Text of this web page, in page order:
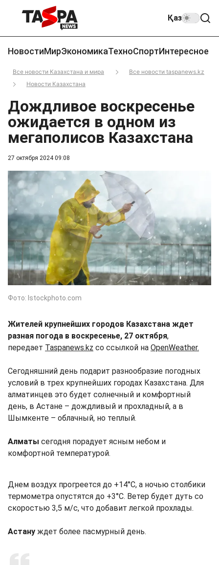
Қаз
НовостиМирЭкономикаТехноСпортИнтересное
Все новости Казахстана и мира
Все новости taspanews.kz
Новости Казахстана
27 октября 2024 09:08
Дождливое воскресенье
ожидается в одном из
мегаполисов Казахстана
Фото: Istockphoto.com
Жителей крупнейших городов Казахстана ждет
разная погода в воскресенье, 27 октября,
передает Taspanews.kz со ссылкой на OpenWeather.
Сегодняшний день подарит разнообразие погодных
условий в трех крупнейших городах Казахстана. Для
алматинцев это будет солнечный и комфортный
день, в Астане – дождливый и прохладный, а в
Шымкенте – облачный, но теплый.
Алматы сегодня порадует ясным небом и
комфортной температурой.
Днем воздух прогреется до +14°C, а ночью столбики
термометра опустятся до +3°C. Ветер будет дуть со
скоростью 3,5 м/с, что добавит легкой прохлады.
Астану ждет более пасмурный день.